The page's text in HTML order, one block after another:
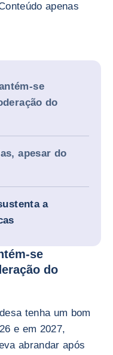
apenas
se
do
apesar do
a
se
do
tenha um bom
e em 2027,
abrandar após